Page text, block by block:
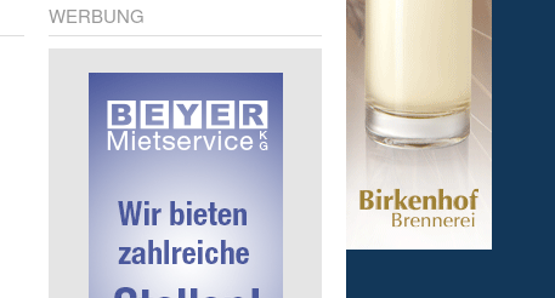
WERBUNG